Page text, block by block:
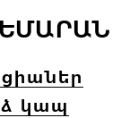
կապ